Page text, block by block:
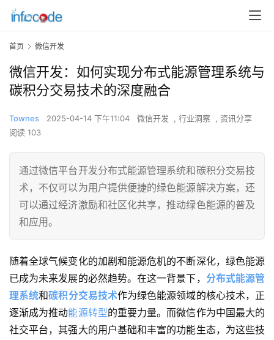
首页 微信开发
微信开发：如何实现分布式能源管理系统与
碳积分交易技术的深度融合
Townes 2025-04-14 下午11:04 微信开发 , 行业洞察 , 资讯分享
阅读 103
通过微信平台开发分布式能源管理系统和碳积分交易技
术，不仅可以为用户提供便捷的绿色能源解决方案，还
可以通过经济激励和社区化共享，推动绿色能源的普及
和应用。
随着全球气候变化的加剧和能源危机的不断深化，绿色能源
已成为未来发展的必然趋势。在这一背景下， 分布式能源管
理系统和碳积分交易技术作为绿色能源领域的核心技术，正
逐渐成为推动能源转型的重要力量。而微信作为中国最大的
社交平台，其强大的用户基础和丰富的功能生态，为这些技